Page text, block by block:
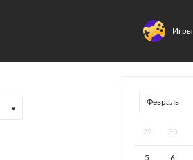
Игры
29 30
5 6